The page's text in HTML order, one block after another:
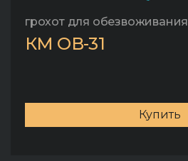
грохот для обезвоживания
КМ ОВ-31
Купить